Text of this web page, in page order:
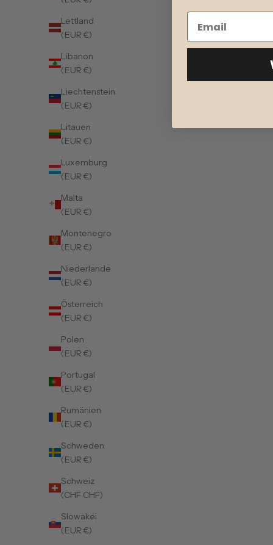
Lettland
(EUR €)
Libanon
(EUR €)
Liechtenstein
(EUR €)
Litauen
(EUR €)
Luxemburg
(EUR €)
Malta
(EUR €)
Montenegro
(EUR €)
Niederlande
(EUR €)
Österreich
(EUR €)
Polen
(EUR €)
Portugal
(EUR €)
Rumänien
(EUR €)
Schweden
(EUR €)
Schweiz
(CHF CHF)
Slowakei
(EUR €)